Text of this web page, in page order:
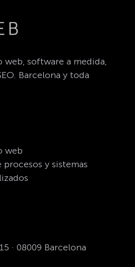
web, software a medida,
Barcelona y toda
web
y sistemas
· 08009 Barcelona